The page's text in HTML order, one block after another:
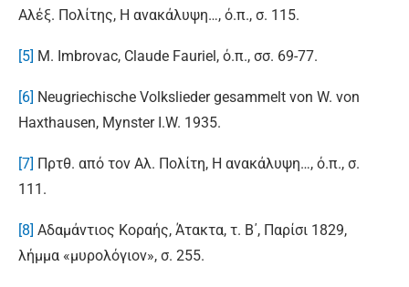
Αλέξ. Πολίτης, Η ανακάλυψη…, ό.π., σ. 115.
[5] Μ. Imbrovac, Claude Fauriel, ό.π., σσ. 69-77.
[6] Neugriechische Volkslieder gesammelt von W. von
Haxthausen, Mynster I.W. 1935.
[7] Πρτθ. από τον Αλ. Πολίτη, Η ανακάλυψη…, ό.π., σ.
111.
[8] Αδαμάντιος Κοραής, Άτακτα, τ. Β΄, Παρίσι 1829,
λήμμα «μυρολόγιον», σ. 255.